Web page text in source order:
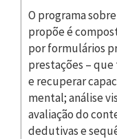
O programa
propõe é
por formulários
prestações –
e recuperar
mental; análise
avaliação do
dedutivas e